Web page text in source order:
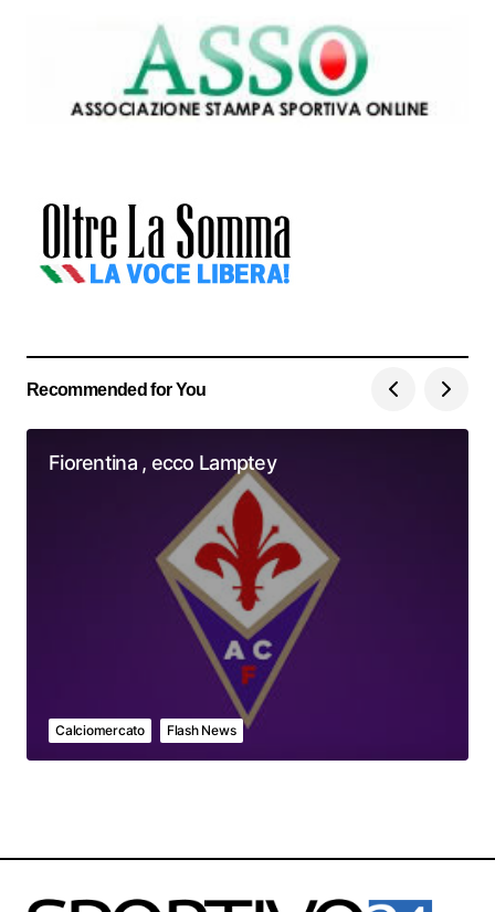
Recommended for You
Fiorentina , ecco Lamptey
Calciomercato Flash News